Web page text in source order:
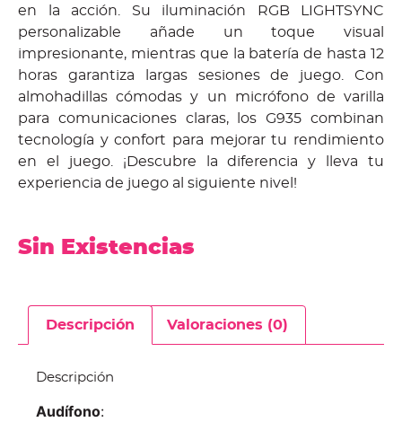
en la acción. Su iluminación RGB LIGHTSYNC
personalizable añade un toque visual
impresionante, mientras que la batería de hasta 12
horas garantiza largas sesiones de juego. Con
almohadillas cómodas y un micrófono de varilla
para comunicaciones claras, los G935 combinan
tecnología y confort para mejorar tu rendimiento
en el juego. ¡Descubre la diferencia y lleva tu
experiencia de juego al siguiente nivel!
Sin Existencias
Descripción Valoraciones (0)
Descripción
Audífono: